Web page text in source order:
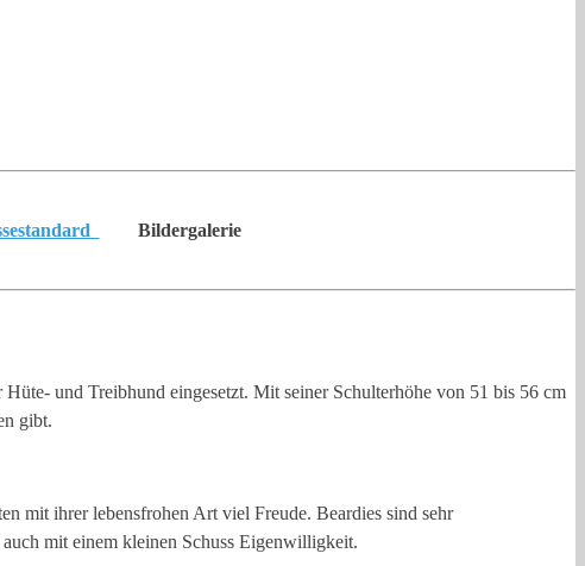
Bildergalerie
und Treibhund eingesetzt. Mit seiner Schulterhöhe von 51 bis 56 cm
gibt.
mit ihrer lebensfrohen Art viel Freude. Beardies sind sehr
mit einem kleinen Schuss Eigenwilligkeit.